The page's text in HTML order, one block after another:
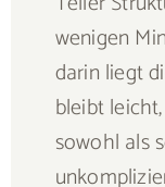
Rezept senden
wenigen
darin liegt
bleibt
sowohl als